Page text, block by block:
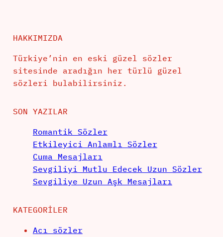
HAKKIMIZDA
Türkiye’nin en eski güzel sözler
sitesinde aradığın her türlü güzel
sözleri bulabilirsiniz.
SON YAZILAR
Romantik Sözler
Etkileyici Anlamlı Sözler
Cuma Mesajları
Sevgiliyi Mutlu Edecek Uzun Sözler
Sevgiliye Uzun Aşk Mesajları
KATEGORILER
Acı sözler